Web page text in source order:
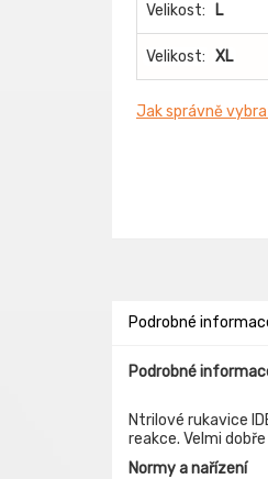
Velikost: L
Velikost: XL
Jak správně
Podrobné
Podrobné
Ntrilové rukavice
reakce. Velmi
Normy a nařízení